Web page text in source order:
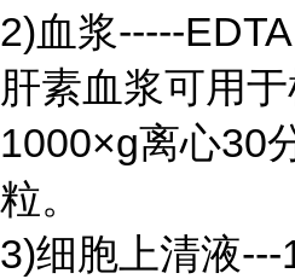
2)血浆-----
肝素血浆可用于
1000×g离心30
粒。
3)细胞上清液